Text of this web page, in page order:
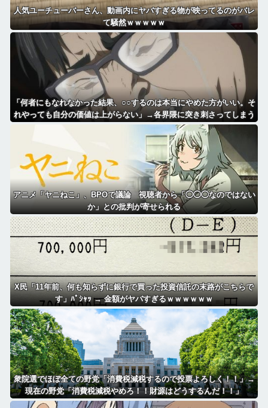
人気ユーチューバーさん、動画内にヤバすぎる物が映ってるのがバレ
て騒然ｗｗｗｗｗ
「何者にもなれなかった結果、○○するのは本当にやめた方がいい。そ
れやっても自分の価値は上がらない」→各界隈に突き刺さってしまう
アニメ「ヤニねこ」、BPOで議論 視聴者から「◯◯◯なのではない
か」との批判が寄せられる
X民「11年前、何も知らずに銀行で買った投資信託の末路がこちらで
す」ﾊﾟｼｬｯ → 金額がヤバすぎるｗｗｗｗｗｗ
衆院選でほぼ全ての野党「消費税減税するので投票よろしく！！」→
現在の野党「消費税減税やめろ！！財源はどうするんだ！！」